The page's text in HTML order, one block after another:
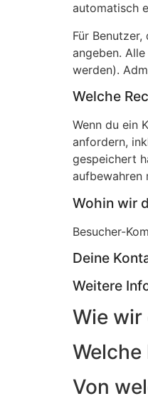
automatisch
Für
angeben.
werden).
Welche
Wenn du ein
anfordern,
gespeichert
aufbewahren
Wohin wir
Besucher-
Deine
Weitere
Wie wir
Von